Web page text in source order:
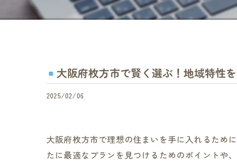
大阪府枚方市で賢く選ぶ！地域特性
2025/02/06
大阪府枚方市で理想の住まいを手に入れるため
たに最適なプランを見つけるためのポイントや